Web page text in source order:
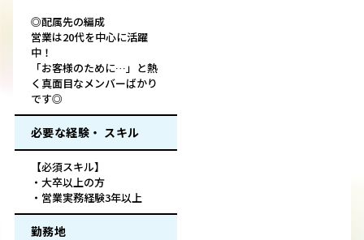
◎配属先の編成
営業は20代を中心に活躍
中！
「お客様のために…」と熱
く真面目なメンバーばかり
です◎
必要な経験・ スキル
【必須スキル】
・大卒以上の方
・営業実務経験3年以上
勤務地